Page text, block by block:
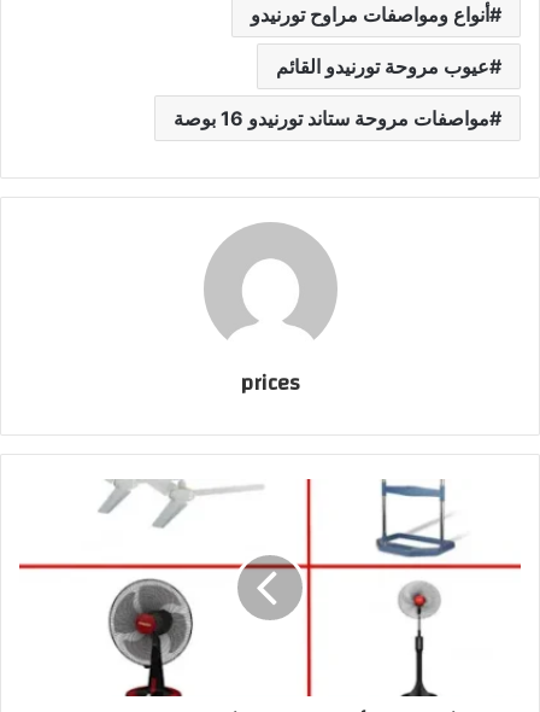
أنواع ومواصفات مراوح تورنيدو
عيوب مروحة تورنيدو القائم
مواصفات مروحة ستاند تورنيدو 16 بوصة
prices